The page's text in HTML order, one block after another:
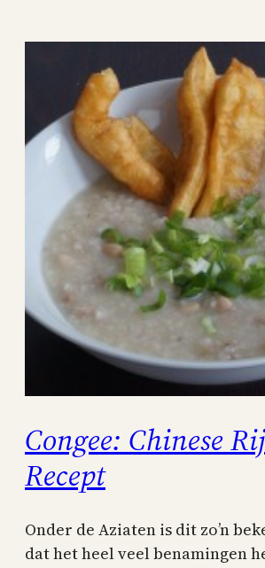
Congee: Chinese
Recept
Onder de Aziaten is dit zo’n
dat het heel veel benamingen